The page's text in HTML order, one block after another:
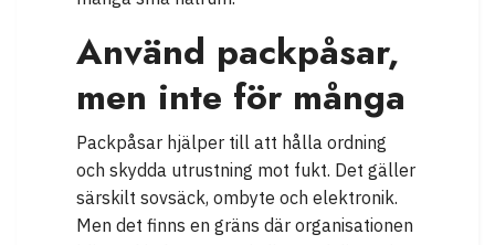
Använd packpåsar,
men inte för många
Packpåsar hjälper till att hålla ordning
och skydda utrustning mot fukt. Det gäller
särskilt sovsäck, ombyte och elektronik.
Men det finns en gräns där organisationen